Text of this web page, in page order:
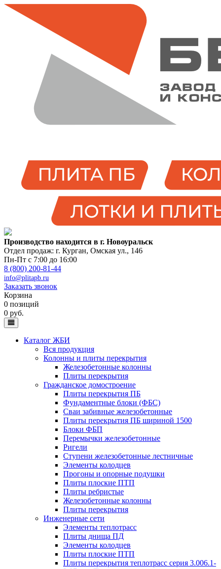
Производство находится в г. Новоуральск
Отдел продаж: г. Курган, Омская ул., 146
Пн-Пт с 7:00 до 16:00
8 (800) 200-81-44
info@plitapb.ru
Заказать звонок
Корзина
0 позиций
0 руб.
Каталог ЖБИ
Вся продукция
Колонны и плиты перекрытия
Железобетонные колонны
Плиты перекрытия
Гражданское домостроение
Плиты перекрытия ПБ
Фундаментные блоки (ФБС)
Сваи забивные железобетонные
Плиты перекрытия ПБ шириной 1500
Блоки ФБП
Перемычки железобетонные
Ригели
Ступени железобетонные лестничные
Элементы колодцев
Прогоны и опорные подушки
Плиты плоские ПТП
Плиты ребристые
Железобетонные колонны
Плиты перекрытия
Инженерные сети
Элементы теплотрасс
Плиты днища ПД
Элементы колодцев
Плиты плоские ПТП
Плиты перекрытия теплотрасс серия 3.006.1-